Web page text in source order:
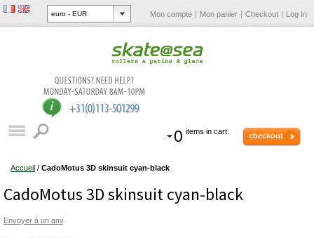
Mon compte Mon panier Checkout Log In
0 items in cart. checkout
Accueil / CadoMotus 3D skinsuit cyan-black
CadoMotus 3D skinsuit cyan-black
Envoyer à un ami